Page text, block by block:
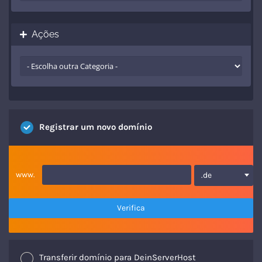
Ações
Registrar um novo domínio
www. .de
Verifica
Transferir domínio para DeinServerHost